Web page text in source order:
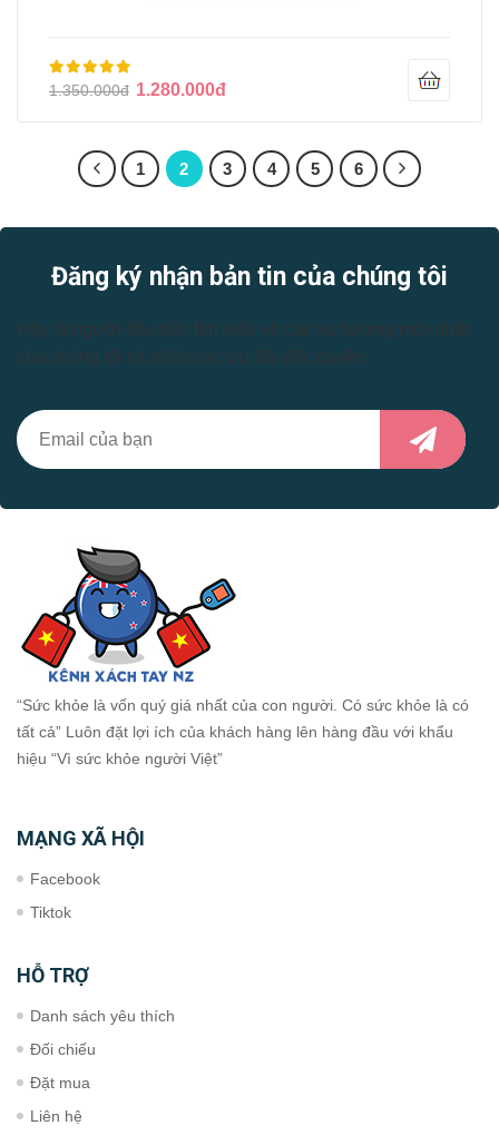
1.350.000đ 1.280.000đ
1 2 3 4 5 6
Đăng ký nhận bản tin của chúng tôi
Hãy là người đầu tiên tìm hiểu về các xu hướng mới nhất
của chúng tôi và nhận các ưu đãi độc quyền
“Sức khỏe là vốn quý giá nhất của con người. Có sức khỏe là có
tất cả” Luôn đặt lợi ích của khách hàng lên hàng đầu với khẩu
hiệu “Vì sức khỏe người Việt”
MẠNG XÃ HỘI
Facebook
Tiktok
HỖ TRỢ
Danh sách yêu thích
Đối chiếu
Đặt mua
Liên hệ